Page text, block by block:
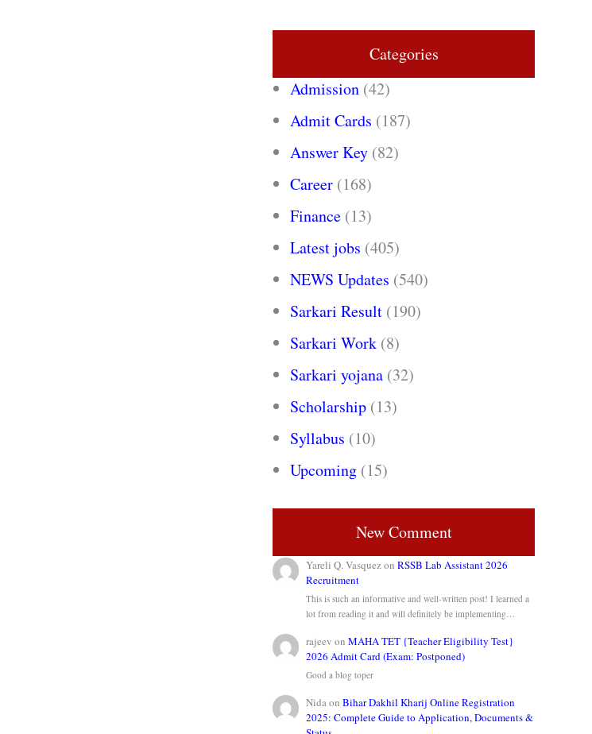
Categories
Admission (42)
Admit Cards (187)
Answer Key (82)
Career (168)
Finance (13)
Latest jobs (405)
NEWS Updates (540)
Sarkari Result (190)
Sarkari Work (8)
Sarkari yojana (32)
Scholarship (13)
Syllabus (10)
Upcoming (15)
New Comment
Yareli Q. VasquezonRSSB Lab Assistant 2026
Recruitment
This is such an informative and well-written post! I learned a
lot from reading it and will definitely be implementing…
rajeev onMAHA TET {Teacher Eligibility Test}
2026 Admit Card (Exam: Postponed)
Good a blog toper
NidaonBihar Dakhil Kharij Online Registration
2025: Complete Guide to Application, Documents &